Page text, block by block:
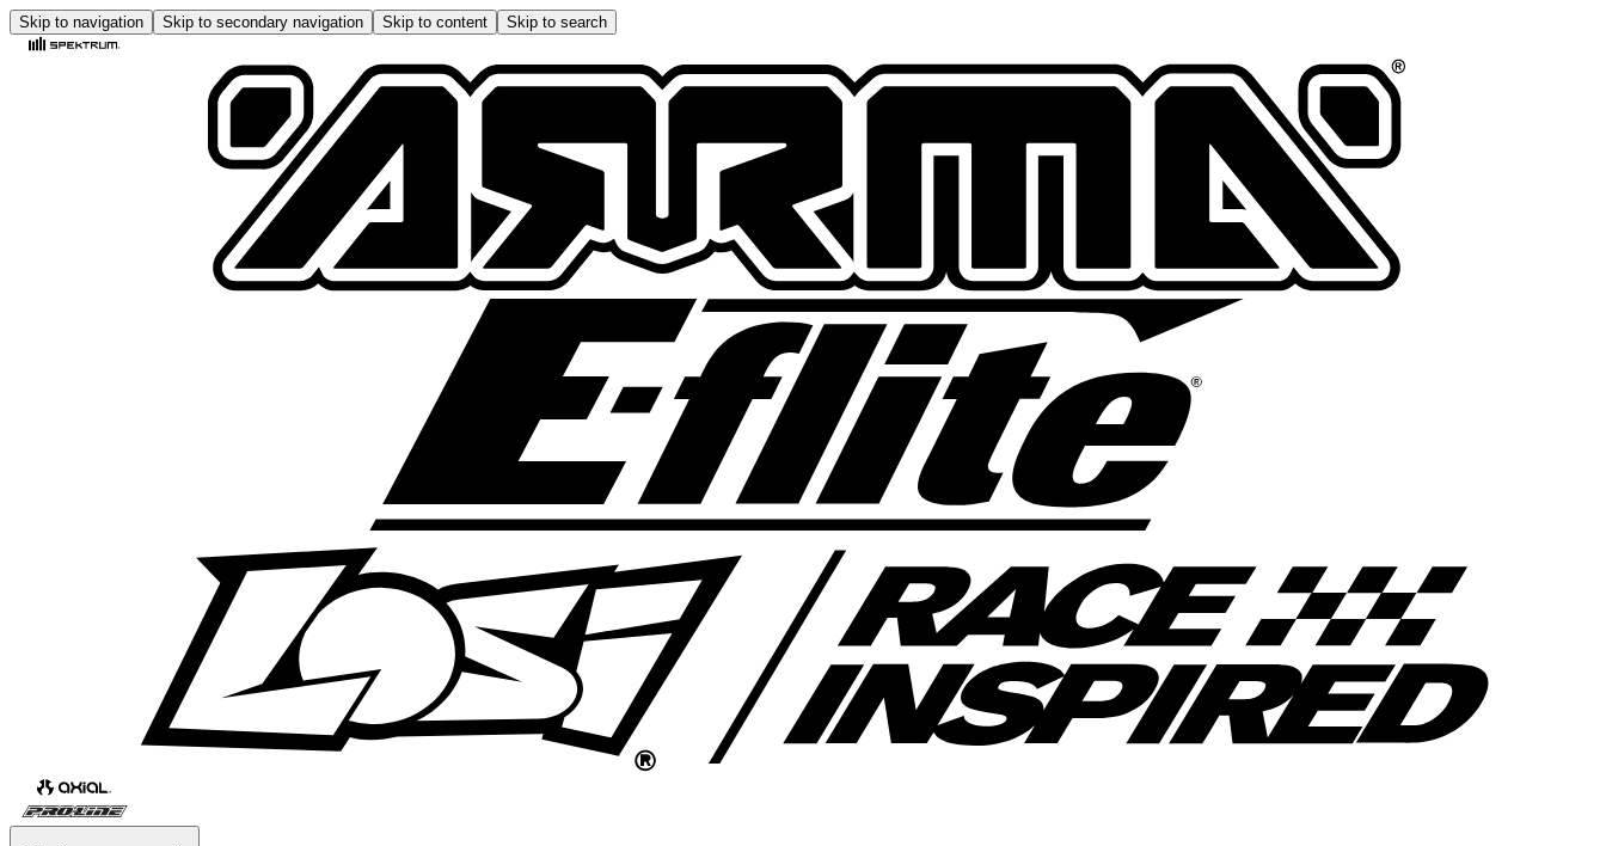
Skip to navigation Skip to secondary navigation Skip to content Skip to search